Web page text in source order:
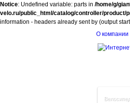
Notice: Undefined variable: parts in /home/g/
velo.ru/public_html/catalog/controller/product/
information - headers already sent by (output
О компании